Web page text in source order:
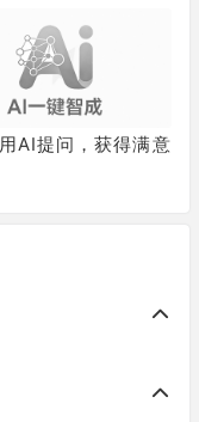
AI提问，获得满意